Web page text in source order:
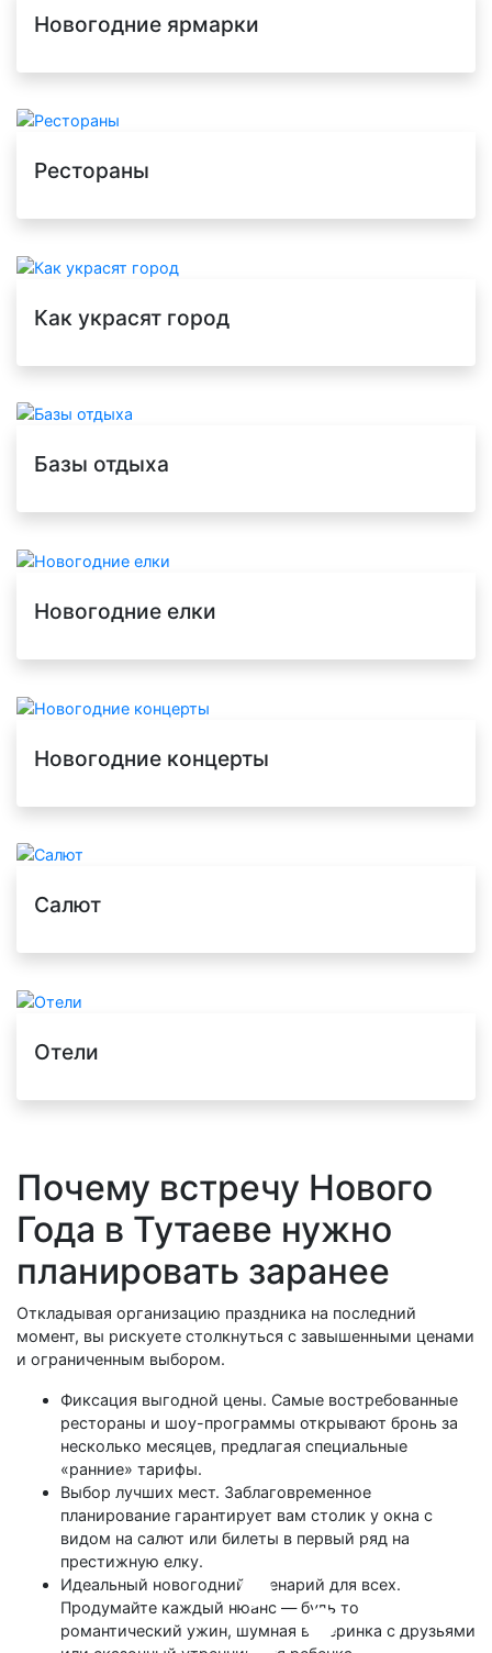
Новогодние ярмарки
Рестораны
Как украсят город
Базы отдыха
Новогодние елки
Новогодние концерты
Салют
Отели
Почему встречу Нового
Года в Тутаеве нужно
планировать заранее
Откладывая организацию праздника на последний
момент, вы рискуете столкнуться с завышенными ценами
и ограниченным выбором.
Фиксация выгодной цены. Самые востребованные
рестораны и шоу-программы открывают бронь за
несколько месяцев, предлагая специальные
«ранние» тарифы.
Выбор лучших мест. Заблаговременное
планирование гарантирует вам столик у окна с
видом на салют или билеты в первый ряд на
престижную елку.
Идеальный новогодний сценарий для всех.
Продумайте каждый нюанс — будь то
романтический ужин, шумная вечеринка с друзьями